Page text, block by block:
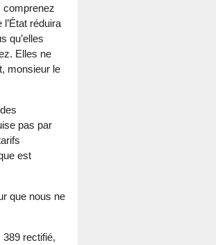
comprenez
réduira
qu’elles
Elles ne
monsieur le
pas par
est
que nous ne
rectifié,